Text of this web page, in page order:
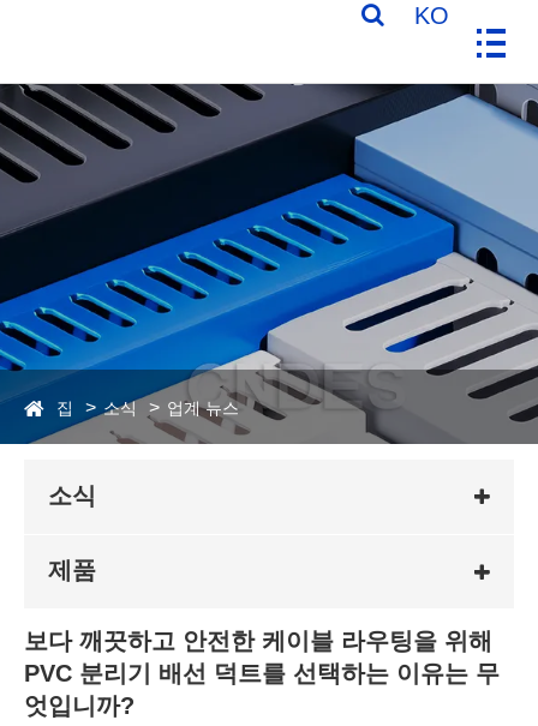
KO
집 소식 업계 뉴스
소식
제품
보다 깨끗하고 안전한 케이블 라우팅을 위해
PVC 분리기 배선 덕트를 선택하는 이유는 무
엇입니까?